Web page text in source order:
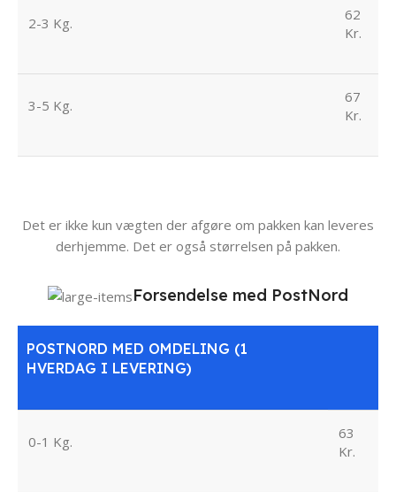
2-3 Kg.
62
Kr.
3-5 Kg.
67
Kr.
Det er ikke kun vægten der afgøre om pakken kan leveres
derhjemme. Det er også størrelsen på pakken.
Forsendelse med PostNord
POSTNORD MED OMDELING (1
HVERDAG I LEVERING)
0-1 Kg.
63
Kr.